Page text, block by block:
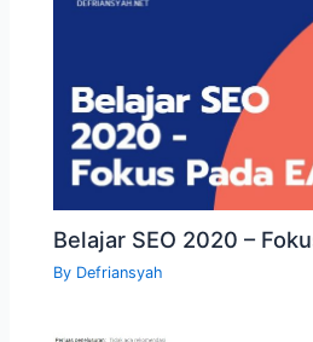
Belajar SEO 2020 –
By Defriansyah